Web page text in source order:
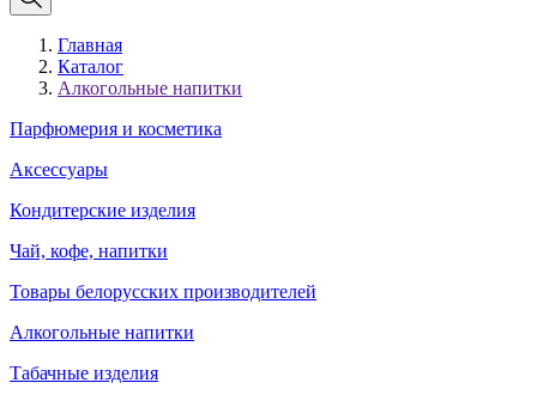
Главная
Каталог
Алкогольные напитки
Парфюмерия и косметика
Аксессуары
Кондитерские изделия
Чай, кофе, напитки
Товары белорусских производителей
Алкогольные напитки
Табачные изделия